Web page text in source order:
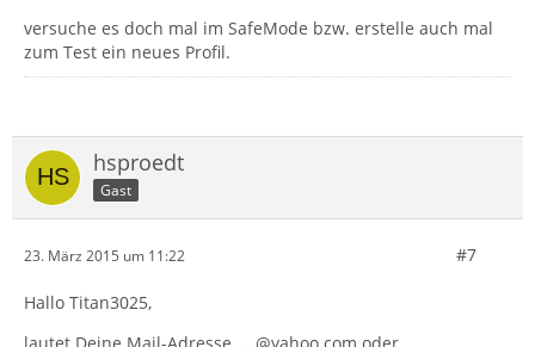
versuche es doch mal im SafeMode bzw. erstelle auch mal
zum Test ein neues Profil.
hsproedt
Gast
23. März 2015 um 11:22 #7
Hallo Titan3025,